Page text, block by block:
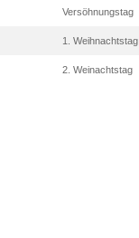
Versöhnungstag
1. Weihnachtstag
2. Weinachtstag